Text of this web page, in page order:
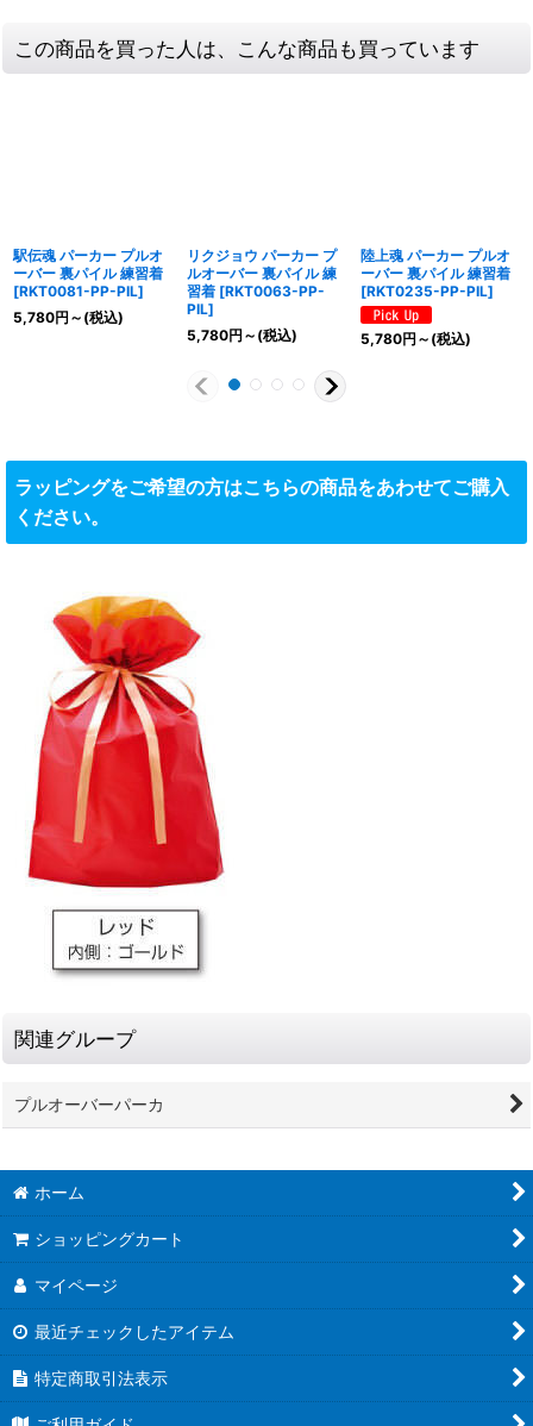
この商品を買った人は、こんな商品も買っています
駅伝魂 パーカー プルオ
ーバー 裏パイル 練習着
[RKT0081-PP-PIL]
5,780円 ～ (税込)
リクジョウ パーカー プ
ルオーバー 裏パイル 練
習着 [RKT0063-PP-
PIL]
5,780円 ～ (税込)
陸上魂 パーカー プルオ
ーバー 裏パイル 練習着
[RKT0235-PP-PIL]
5,780円 ～ (税込)
ラッピングをご希望の方はこちらの商品をあわせてご購入
ください。
関連グループ
プルオーバーパーカ
ホーム
ショッピングカート
マイページ
最近チェックしたアイテム
特定商取引法表示